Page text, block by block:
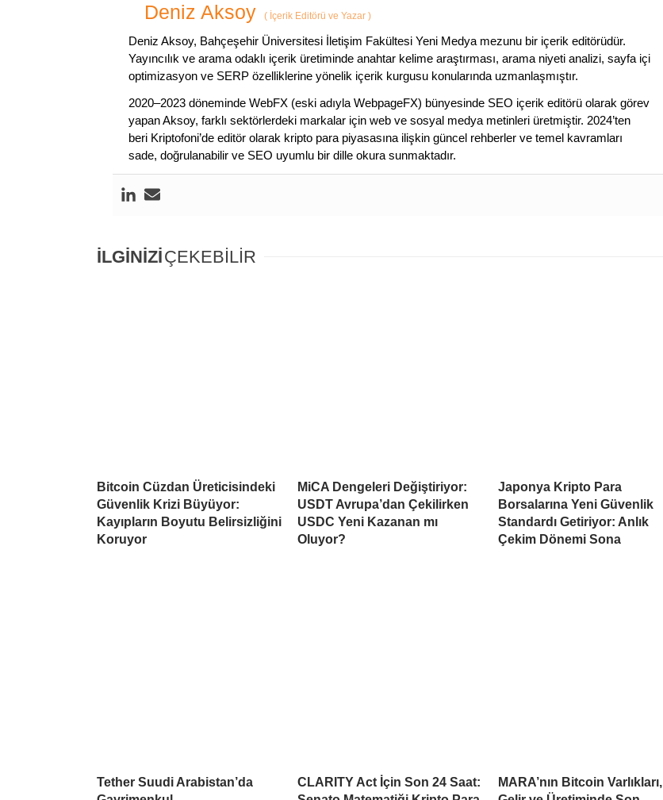
Deniz Aksoy ( İçerik Editörü ve Yazar )
Deniz Aksoy, Bahçeşehir Üniversitesi İletişim Fakültesi Yeni Medya mezunu bir içerik editörüdür.
Yayıncılık ve arama odaklı içerik üretiminde anahtar kelime araştırması, arama niyeti analizi, sayfa içi
optimizasyon ve SERP özelliklerine yönelik içerik kurgusu konularında uzmanlaşmıştır.
2020–2023 döneminde WebFX (eski adıyla WebpageFX) bünyesinde SEO içerik editörü olarak görev
yapan Aksoy, farklı sektörlerdeki markalar için web ve sosyal medya metinleri üretmiştir. 2024’ten
beri Kriptofoni’de editör olarak kripto para piyasasına ilişkin güncel rehberler ve temel kavramları
sade, doğrulanabilir ve SEO uyumlu bir dille okura sunmaktadır.
İLGİNİZİÇEKEBİLİR
Bitcoin Cüzdan Üreticisindeki
Güvenlik Krizi Büyüyor:
Kayıpların Boyutu Belirsizliğini
Koruyor
MiCA Dengeleri Değiştiriyor:
USDT Avrupa’dan Çekilirken
USDC Yeni Kazanan mı
Oluyor?
Japonya Kripto Para
Borsalarına Yeni Güvenlik
Standardı Getiriyor: Anlık
Çekim Dönemi Sona
Tether Suudi Arabistan’da
CLARITY Act İçin Son 24 Saat:
MARA’nın Bitcoin Varlıkları,